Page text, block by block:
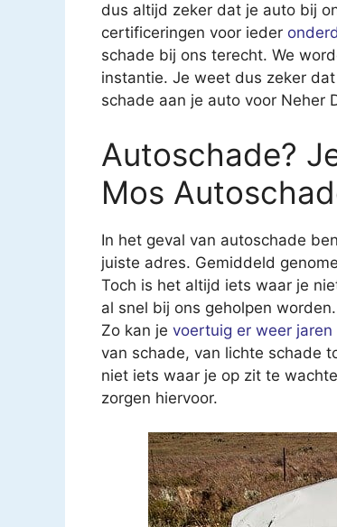
dus altijd zeker dat je auto bij
certificeringen voor ieder
schade bij ons terecht. We
instantie. Je weet dus zeker
schade aan je auto voor Neher
Autoschade?
Mos
In het geval van autoschade
juiste adres. Gemiddeld
Toch is het altijd iets waar je
al snel bij ons geholpen
Zo kan je voertuig er weer jaren
van schade, van lichte schade
niet iets waar je op zit te
zorgen hiervoor.